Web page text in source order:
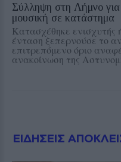
Σύλληψη στη Λήμνο
μουσική σε κατάστημα
Κατασχέθηκε ενισχυτής
ένταση ξεπερνούσε το
επιτρεπόμενο όριο
ανακοίνωση της
ΕΙΔΗΣΕΙΣ